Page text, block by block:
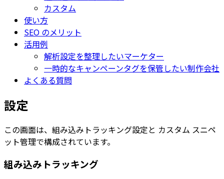
カスタム
使い方
SEO のメリット
活用例
解析設定を整理したいマーケター
一時的なキャンペーンタグを保管したい制作会社
よくある質問
設定
この画面は、組み込みトラッキング設定と カスタム スニペ
ット管理で構成されています。
組み込みトラッキング